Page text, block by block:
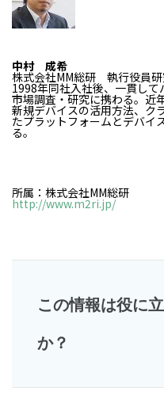
中村 成希
株式会社MM総研 執行役員研
1998年同社入社後、一貫し
市場調査・研究に携わる。近
新規デバイスの活用方法、ク
たプラットフォームとデバイ
る。
所属：株式会社MM総研
http://www.m2ri.jp/
この情報は役に
か？